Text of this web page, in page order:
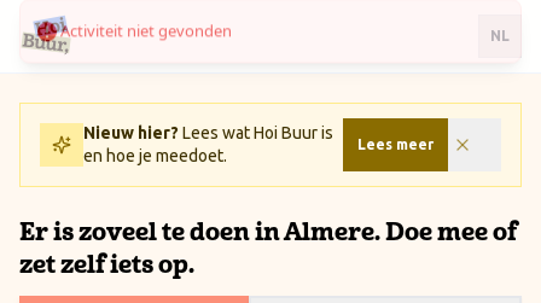
Ga naar inhoud / Skip to content
NL
Nieuw hier? Lees wat Hoi Buur is
en hoe je meedoet.
Lees meer
Er is zoveel te doen in Almere. Doe mee of
zet zelf iets op.